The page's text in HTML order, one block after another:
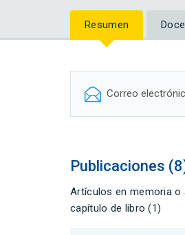
Resumen
Correo
Publicaciones
Artículos en memoria o
capítulo de libro (1)